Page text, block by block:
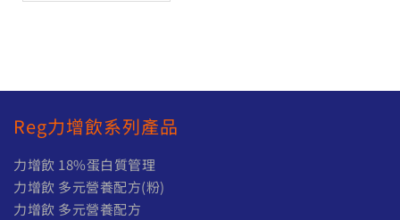
Reg力增飲系列產品
力增飲 18%蛋白質管理
力增飲 多元營養配方(粉)
力增飲 多元營養配方